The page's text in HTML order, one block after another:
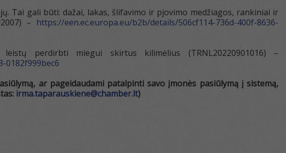
Tai gali būti: dažai, lakas, šlifavimo ir pjovimo medžiagos, rankiniai ir
– https://een.ec.europa.eu/b2b/details/506cf114-736d-400f-8636-
perdirbti miegui skirtus kilimėlius (TRNL20220901016) –
0182f999bec6
ar pageidaudami patalpinti savo įmonės pasiūlymą į sistemą,
irma.taparauskiene@chamber.lt)